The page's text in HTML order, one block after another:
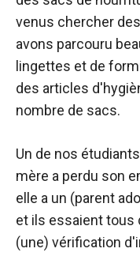
venus chercher
avons parcouru
lingettes et de
des articles
nombre de sacs.
Un de nos
mère a perdu son
elle a un (parent
et ils essaient tous
(une) vérification